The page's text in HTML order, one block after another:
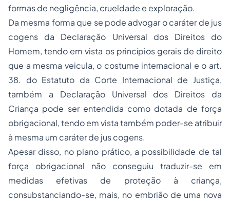
formas de negligência, crueldade e exploração.
Da mesma forma que se pode advogar o caráter de jus
cogens da Declaração Universal dos Direitos do
Homem, tendo em vista os princípios gerais de direito
que a mesma veicula, o costume internacional e o art.
38. do Estatuto da Corte Internacional de Justiça,
também a Declaração Universal dos Direitos da
Criança pode ser entendida como dotada de força
obrigacional, tendo em vista também poder-se atribuir
à mesma um caráter de jus cogens.
Apesar disso, no plano prático, a possibilidade de tal
força obrigacional não conseguiu traduzir-se em
medidas efetivas de proteção à criança,
consubstanciando-se, mais, no embrião de uma nova